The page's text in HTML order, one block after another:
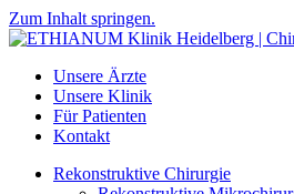
Zum Inhalt springen.
Unsere Ärzte
Unsere Klinik
Für Patienten
Kontakt
Rekonstruktive Chirurgie